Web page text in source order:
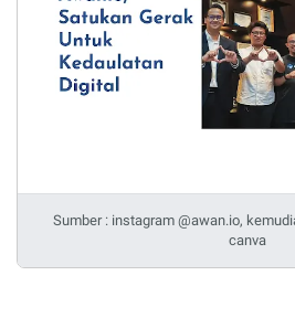
Sumber : instagram @awan.io,
canva